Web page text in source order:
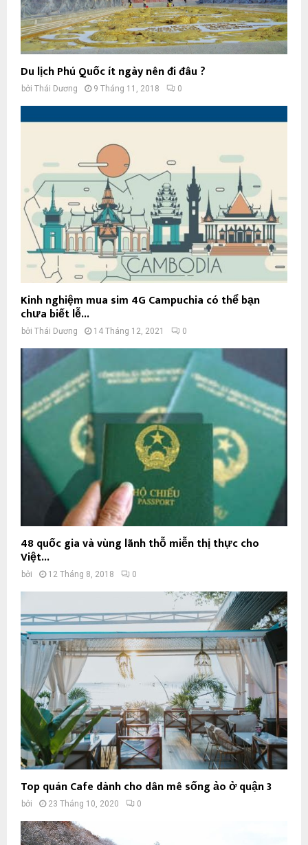
Du lịch Phú Quốc ít ngày nên đi đâu ?
bởi Thái Dương 9 Tháng 11, 2018 0
Kinh nghiệm mua sim 4G Campuchia có thể bạn
chưa biết lễ...
bởi Thái Dương 14 Tháng 12, 2021 0
48 quốc gia và vùng lãnh thỗ miễn thị thực cho
Việt...
bởi 12 Tháng 8, 2018 0
Top quán Cafe dành cho dân mê sống ảo ở quận 3
bởi 23 Tháng 10, 2020 0